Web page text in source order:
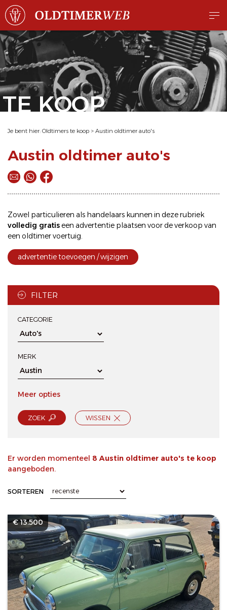
TE KOOP
Je bent hier: Oldtimers te koop > Austin oldtimer auto's
Austin oldtimer auto's
Zowel particulieren als handelaars kunnen in deze rubriek
volledig gratis een advertentie plaatsen voor deverkoop van
een oldtimer voertuig.
advertentie toevoegen / wijzigen
FILTER
CATEGORIE
MERK
Meer opties
ZOEK WISSEN
Er worden momenteel 8 Austin oldtimer auto's te koop
aangeboden.
SORTEREN
€ 13.500